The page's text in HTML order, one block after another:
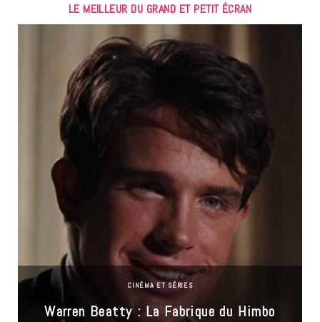
LE MEILLEUR DU GRAND ET PETIT ÉCRAN
CINÉMA ET SÉRIES
Warren Beatty : La Fabrique du Himbo